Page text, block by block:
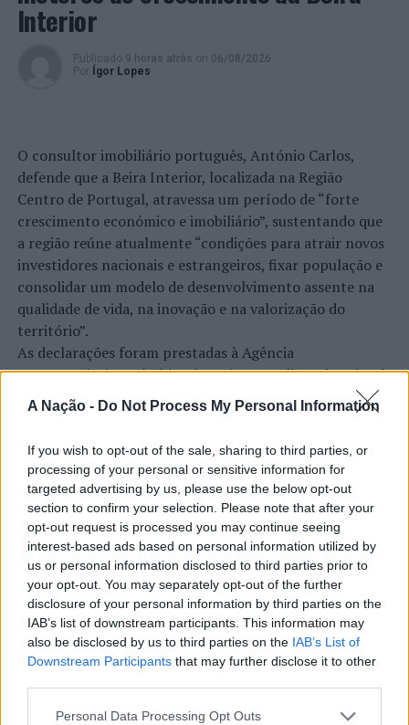
A Nação - Do Not Process My Personal Information
If you wish to opt-out of the sale, sharing to third parties, or
processing of your personal or sensitive information for
targeted advertising by us, please use the below opt-out
section to confirm your selection. Please note that after your
opt-out request is processed you may continue seeing
interest-based ads based on personal information utilized by
us or personal information disclosed to third parties prior to
your opt-out. You may separately opt-out of the further
disclosure of your personal information by third parties on the
IAB’s list of downstream participants. This information may
also be disclosed by us to third parties on the IAB’s List of
Downstream Participants that may further disclose it to other
Personal Data Processing Opt Outs
Interior
Publicado 9 horas atrás on 06/08/2026
Por
Ígor Lopes
O consultor imobiliário português, António Carlos,
defende que a Beira Interior, localizada na Região
Centro de Portugal, atravessa um período de “forte
crescimento económico e imobiliário”, sustentando que
a região reúne atualmente “condições para atrair novos
investidores nacionais e estrangeiros, fixar população e
consolidar um modelo de desenvolvimento assente na
qualidade de vida, na inovação e na valorização do
território”.
As declarações foram prestadas à Agência
Incomparáveis no âmbito de mais uma edição da Feira de
São Tiago, que decorreu entre os dias 16 e 26 de julho,
na Covilhã, sendo considerada um dos mais antigos
e realizada anualmente na “Cidade Neve”, a feira conjuga
tradição, atividade económica, comércio, gastronomia,
animação cultural e divulgação empresarial,
constituindo um dos principais momentos de promoção
do município e da Beira Interior.
Para António Carlos, o crescimento alcançado ao longo
dos últimos anos representa o cumprimento dos
objetivos que traçou quando iniciou o seu percurso no
setor imobiliário. O empresário considera que o
CONTINUAR A LER
Rio de Janeiro: Governo do Estado
propõe parceria com a FUNCEX para
“reforçar inteligência sobre
comércio exterior”
Publicado 10 horas atrás on 06/08/2026